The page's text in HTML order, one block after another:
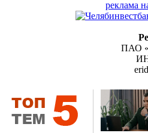
реклама
ПАО